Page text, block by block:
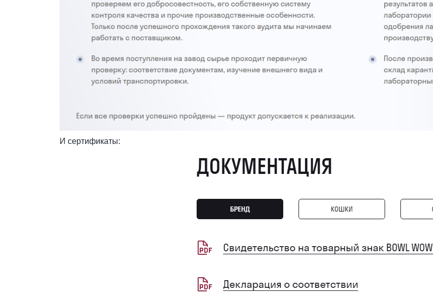
И сертификаты: